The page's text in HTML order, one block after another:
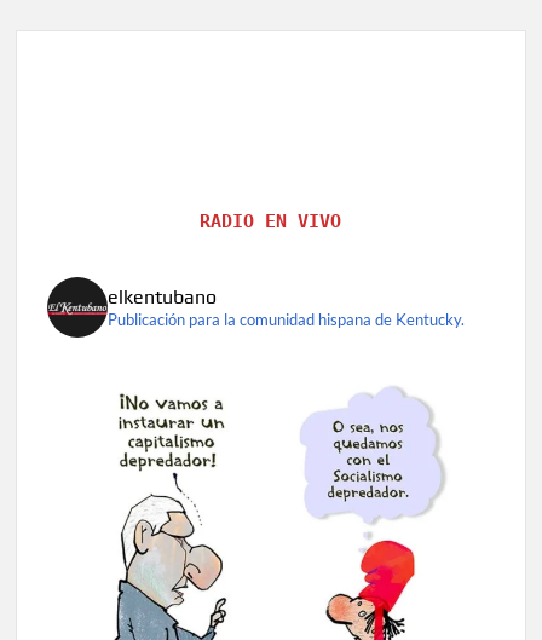
RADIO EN VIVO
elkentubano
Publicación para la comunidad hispana de Kentucky.